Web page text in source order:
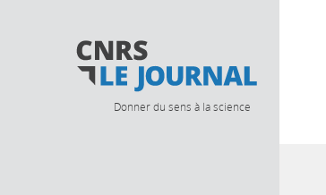
Donner du sens à la science